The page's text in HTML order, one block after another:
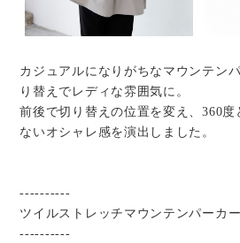
カジュアルになりがちなマウンテン
り替えでレディな雰囲気に。
前後で切り替えの位置を変え、360度
ないオシャレ感を演出しました。
----------
ツイルストレッチマウンテンパーカー
----------